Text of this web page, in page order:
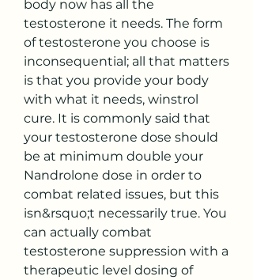
body now has all the
testosterone it needs. The form
of testosterone you choose is
inconsequential; all that matters
is that you provide your body
with what it needs, winstrol
cure. It is commonly said that
your testosterone dose should
be at minimum double your
Nandrolone dose in order to
combat related issues, but this
isn&rsquo;t necessarily true. You
can actually combat
testosterone suppression with a
therapeutic level dosing of